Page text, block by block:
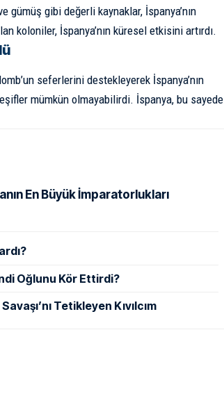
gibi değerli kaynaklar, İspanya’nın
koloniler, İspanya’nın küresel etkisini artırdı.
seferlerini destekleyerek İspanya’nın
mümkün olmayabilirdi. İspanya, bu sayede
En Büyük İmparatorlukları
Oğlunu Kör Ettirdi?
Tetikleyen Kıvılcım